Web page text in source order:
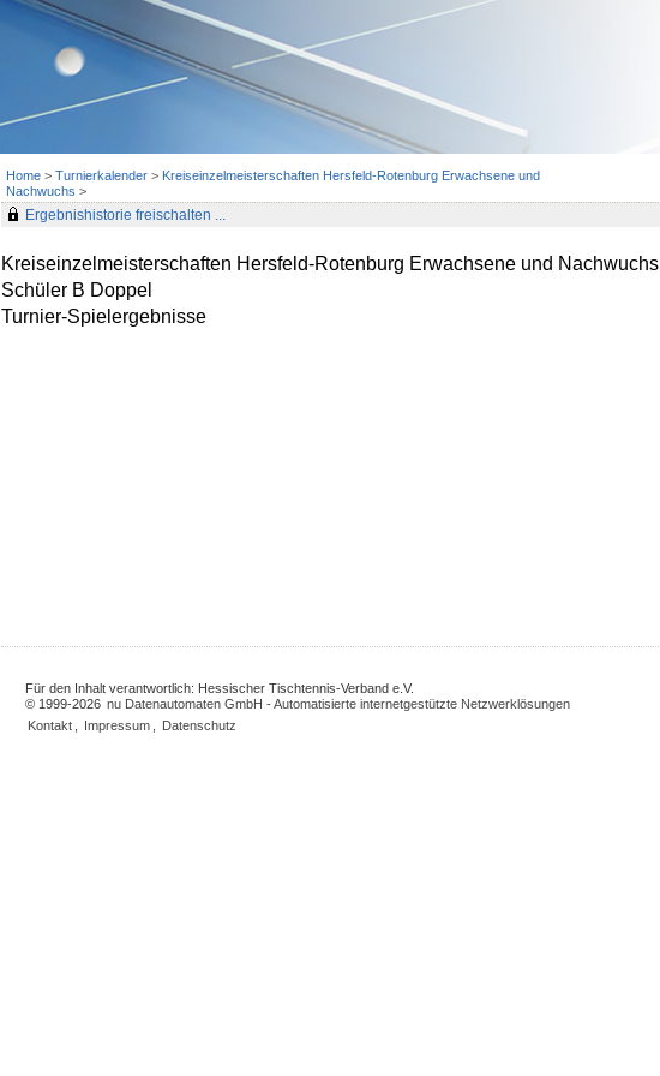
Home > Turnierkalender > Kreiseinzelmeisterschaften Hersfeld-Rotenburg Erwachsene und
Nachwuchs >
Ergebnishistorie freischalten ...
Kreiseinzelmeisterschaften Hersfeld-Rotenburg Erwachsene und Nachwuchs
Schüler B Doppel
Turnier-Spielergebnisse
Für den Inhalt verantwortlich: Hessischer Tischtennis-Verband e.V.
© 1999-2026 nu Datenautomaten GmbH - Automatisierte internetgestützte Netzwerklösungen
Kontakt
Impressum Datenschutz